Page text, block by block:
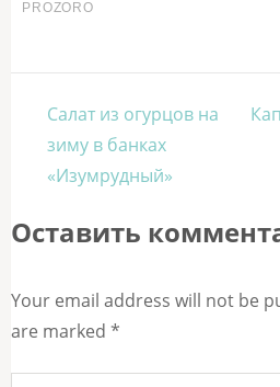
Навигация
по
записям
Салат из огурцов на
зиму в банках
«Изумрудный»
Оставить
Your email address will not be
are marked *